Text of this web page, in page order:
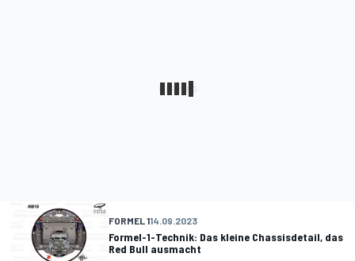
FORMEL 114.09.2023
Formel-1-Technik: Das kleine Chassisdetail, das
Red Bull ausmacht